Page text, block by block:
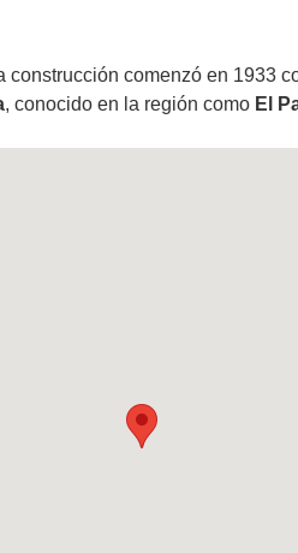
construcción comenzó en 1933
, conocido en la región como El